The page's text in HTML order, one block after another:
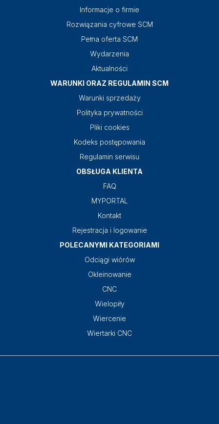
Informacje o firmie
Rozwiązania cyfrowe SCM
Pełna oferta SCM
Wydarzenia
Aktualności
WARUNKI ORAZ REGULAMIN SCM
Warunki sprzedaży
Polityka prywatności
Pliki cookies
Kodeks postępowania
Regulamin serwisu
OBSŁUGA KLIENTA
FAQ
MYPORTAL
Kontakt
Rejestracja i logowanie
POLECANYMI KATEGORIAMI
Odciągi wiórów
Okleinowanie
CNC
Wielopiły
Wiercenie
Wiertarki CNC